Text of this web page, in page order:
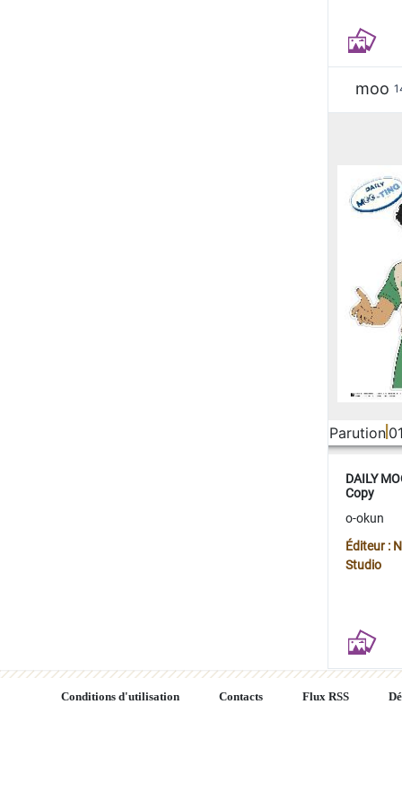
moo
Parution
DAILY
Copy
o-okun
Éditeur :
Studio
Conditions d'utilisation Contacts Flux RSS